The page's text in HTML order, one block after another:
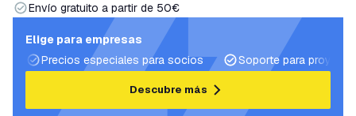
Envío gratuito a partir de 50€
Elige para empresas
Precios especiales para socios
Soporte para
Descubre más